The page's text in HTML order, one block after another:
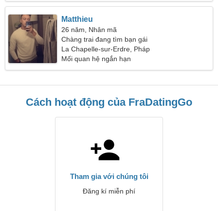
Matthieu
26 năm, Nhân mã
Chàng trai đang tìm bạn gái
La Chapelle-sur-Erdre, Pháp
Mối quan hệ ngắn hạn
Cách hoạt động của FraDatingGo
Tham gia với chúng tôi
Đăng kí miễn phí